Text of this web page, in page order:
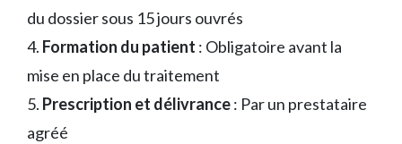
du dossier sous 15 jours ouvrés
4. Formation du patient : Obligatoire avant la
mise en place du traitement
5. Prescription et délivrance: Par un prestataire
agréé